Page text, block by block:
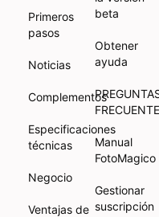
Primeros
pasos
Noticias
Complementos
Especificaciones
técnicas
Negocio
Ventajas de
beta
Obtener
ayuda
Manual
FotoMagico
Gestionar
suscripción